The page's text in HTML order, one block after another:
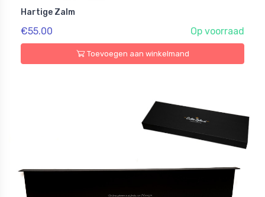
Hartige Zalm
€55.00 Op voorraad
Toevoegen aan winkelmand